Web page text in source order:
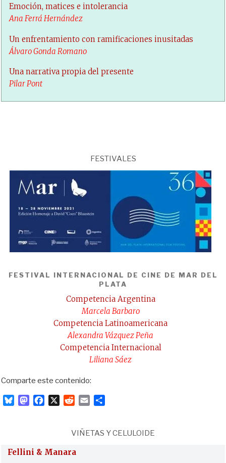
Emoción, matices e intolerancia
Ana Ferrá Hernández
Un enfrentamiento con ramificaciones inusitadas
Álvaro Gonda Romano
Una narrativa propia del presente
Pilar Pont
FESTIVALES
FESTIVAL INTERNACIONAL DE CINE DE MAR DEL
PLATA
Competencia Argentina
Marcela Barbaro
Competencia Latinoamericana
Alexandra Vázquez Peña
Competencia Internacional
Liliana Sáez
Comparte este contenido:
k
M
d
o
X
d
t
i
p
VIÑETAS Y CELULOIDE
Fellini & Manara